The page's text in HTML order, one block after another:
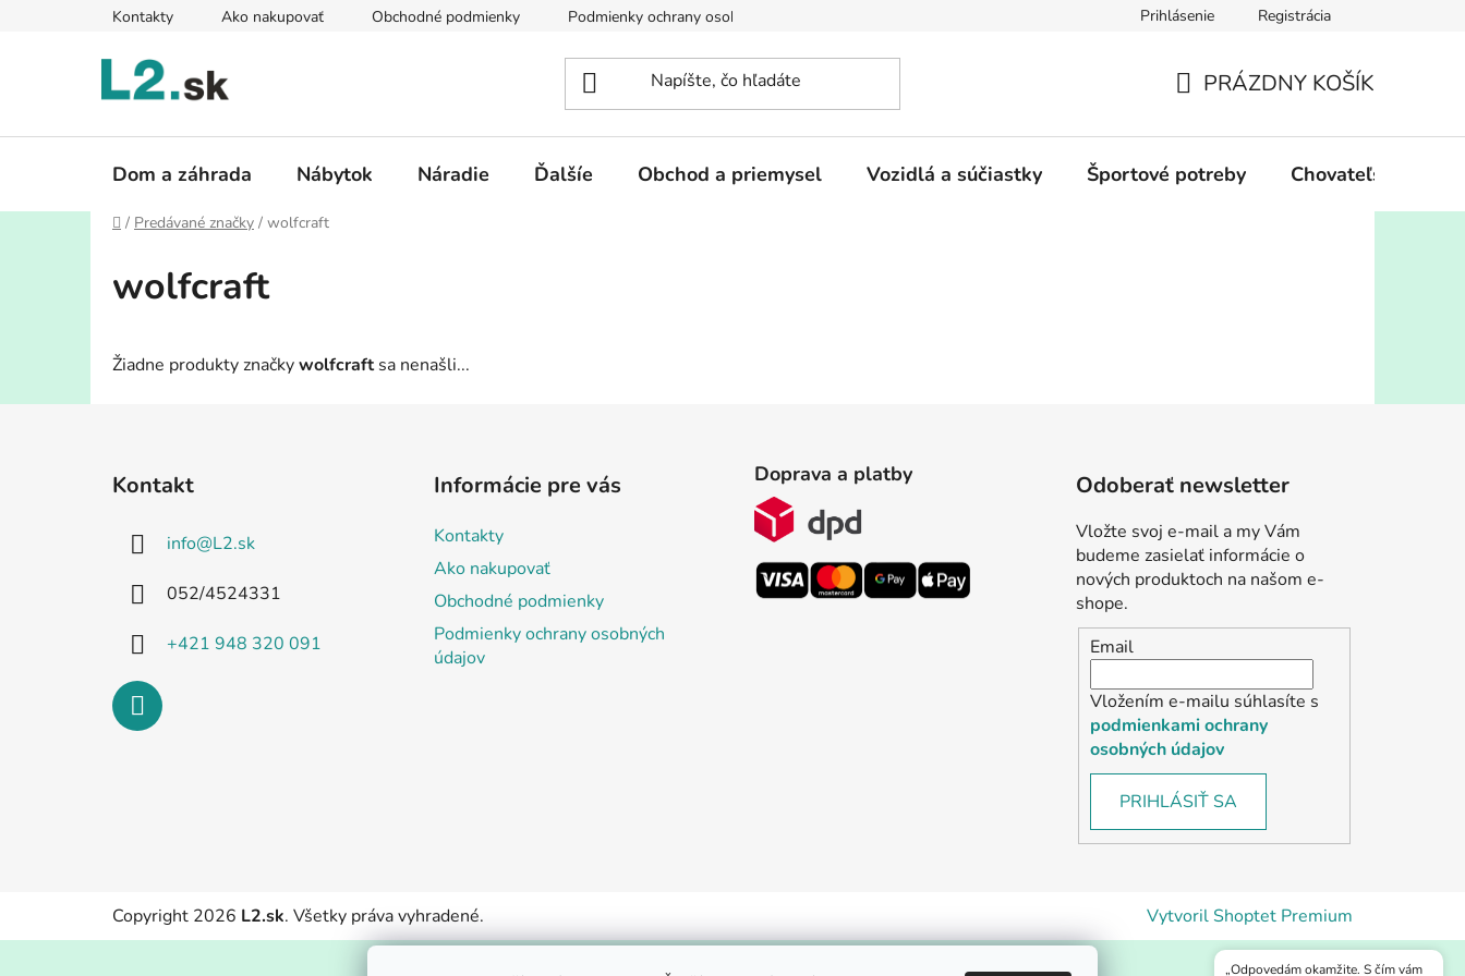
Kontakty Ako nakupovať Obchodné podmienky Podmienky ochrany osobných údajov Prihlásenie Registrácia
KOŠÍK
PRÁZDNY KOŠÍK
Dom a záhrada Nábytok Náradie Ďalšíe Obchod a priemysel Vozidlá a súčiastky Športové potreby Chovateľské
Domov
/ Predávané značky / wolfcraft
wolfcraft
Žiadne produkty značkywolfcraftsa nenašli...
Kontakt
info@L2.sk
052/4524331
+421 948 320 091
Informácie pre vás
Kontakty
Ako nakupovať
Obchodné podmienky
Podmienky ochrany osobných
údajov
Doprava a platby Odoberať newsletter
Vložte svoj e-mail a my Vám
budeme zasielať informácie o
nových produktoch na našom e-
shope.
Email
Vložením e-mailu súhlasíte s
podmienkami ochrany
osobných údajov
PRIHLÁSIŤ SA
Vytvoril Shoptet Premium
Copyright 2026 L2.sk. Všetky práva vyhradené.
„Odpovedám okamžite. S čím vám